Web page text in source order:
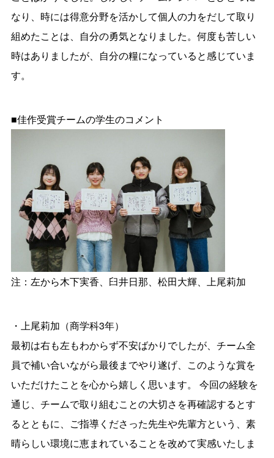
なり、時には得意分野を活かして個人の力をだして取り
組めたことは、自分の勇気となりました。何度も苦しい
時はありましたが、自分の糧になっていると感じていま
す。
■佳作受賞チームの学生のコメント
注：左から木下実香、臼井日那、松田大輝、上尾莉加
・上尾莉加（商学科3年）
最初は右も左もわからず不安ばかりでしたが、チーム全
員で補い合いながら最後までやり遂げ、このような賞を
いただけたことを心から嬉しく思います。 今回の経験を
通じ、チームで取り組むことの大切さを再確認するとす
るとともに、ご指導くださった先生や先輩方という、素
晴らしい環境に恵まれていることを改めて実感いたしま